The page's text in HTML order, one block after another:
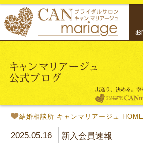
結婚相談所 キャンマリアージュ HOME
2025.05.16 新入会員速報